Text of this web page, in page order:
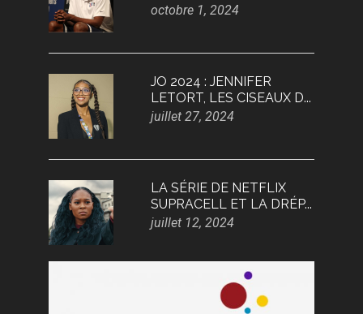
octobre 1, 2024
JO 2024 : JENNIFER
LETORT, LES CISEAUX D...
juillet 27, 2024
LA SÉRIE DE NETFLIX
SUPRACELL ET LA DRÉP...
juillet 12, 2024